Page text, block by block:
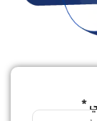
*